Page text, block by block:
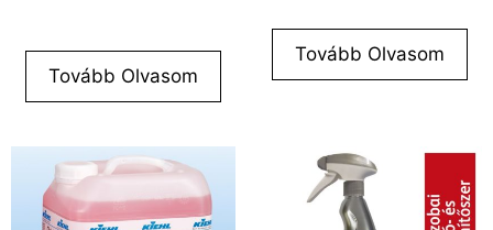
Tovább Olvasom
Tovább Olvasom